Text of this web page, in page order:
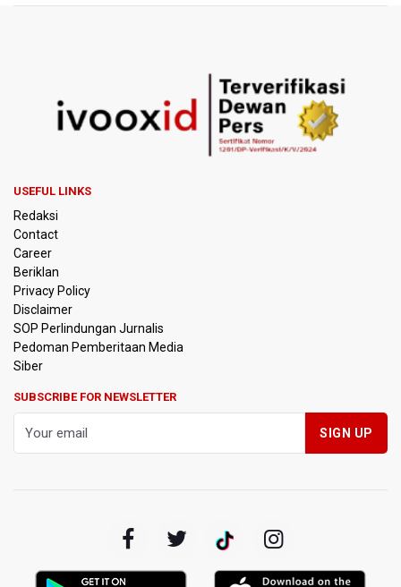
Timnas Indonesia Tersingkir di Piala AFF 2026 Setelah
Pemerintah Matangkan Rencana Pembaruan Buku Ajar
Pendakian Gunung Gede Pangrango Ditutup karena
Indonesia
Perumnas Bangun Hunian Bersubsidi dengan Konsep
TOD di Kemayoran
Bank Indonesia Sebut Cadangan Devisa Akhir Juli
Tunggu 8 Jam karena HCU RSCM Terbatas
Jalan Tol Trans-Jawa
USEFUL LINKS
Redaksi
Contact
Career
Beriklan
Privacy Policy
Disclaimer
SOP Perlindungan Jurnalis
Pedoman Pemberitaan Media
Siber
SUBSCRIBE FOR NEWSLETTER